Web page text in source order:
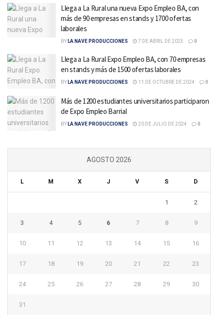
Llega a La Rural una nueva Expo Empleo BA, con
más de 90 empresas en stands y 1700 ofertas
laborales
BY LA NAVE PRODUCCIONES 7 DE ABRIL DE 2025 0
Llega a La Rural Expo Empleo BA, con 70 empresas
en stands y más de 1500 ofertas laborales
BY LA NAVE PRODUCCIONES 11 DE OCTUBRE DE 2024 0
Más de 1200 estudiantes universitarios participaron
de Expo Empleo Barrial
BY LA NAVE PRODUCCIONES 20 DE JULIO DE 2024 0
AGOSTO 2026
L M X J V S D
1 2
3 4 5 6 7 8 9
10 11 12 13 14 15 16
17 18 19 20 21 22 23
24 25 26 27 28 29 30
31